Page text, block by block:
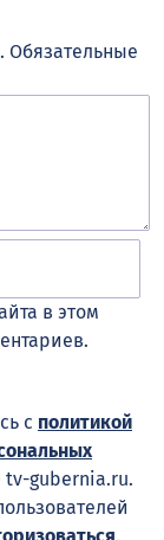
Обязательные
в этом
с политикой
tv-gubernia.ru.